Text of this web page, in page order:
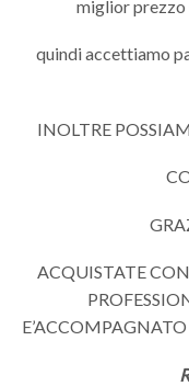
miglior prezzo
quindi accettiamo
INOLTRE
ACQUISTATE